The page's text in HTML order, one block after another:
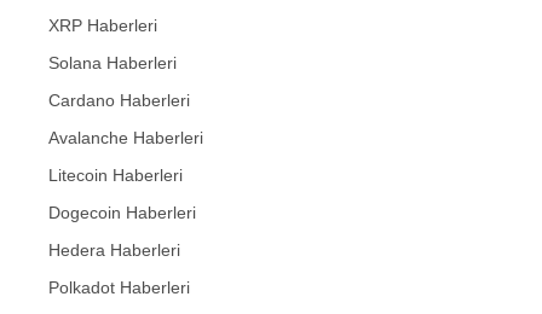
XRP Haberleri
Solana Haberleri
Cardano Haberleri
Avalanche Haberleri
Litecoin Haberleri
Dogecoin Haberleri
Hedera Haberleri
Polkadot Haberleri